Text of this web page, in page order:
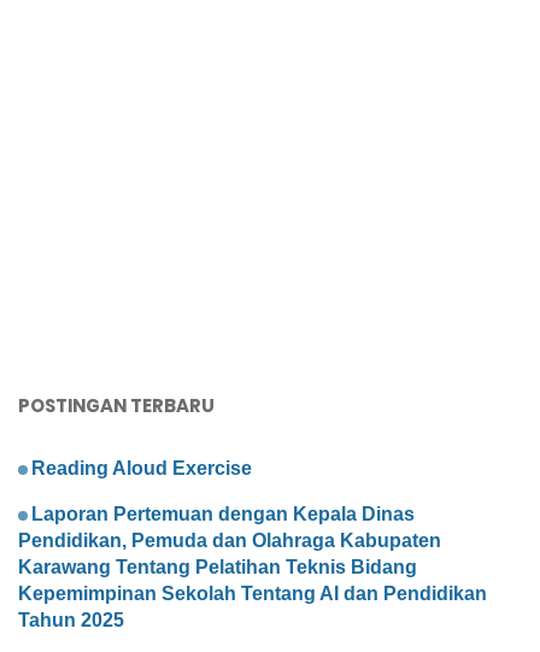
POSTINGAN TERBARU
Reading Aloud Exercise
Laporan Pertemuan dengan Kepala Dinas
Pendidikan, Pemuda dan Olahraga Kabupaten
Karawang Tentang Pelatihan Teknis Bidang
Kepemimpinan Sekolah Tentang AI dan Pendidikan
Tahun 2025